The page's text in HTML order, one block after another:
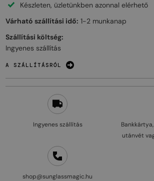
Ingyenes szállítás
utánvét
shop@sunglassmagic.hu
Készleten, üzletünkben azonnal elérhető
Várható szállítási idő: 1-2 munkanap
Szállítási költség:
Ingyenes szállítás
A SZÁLLÍTÁSRÓL